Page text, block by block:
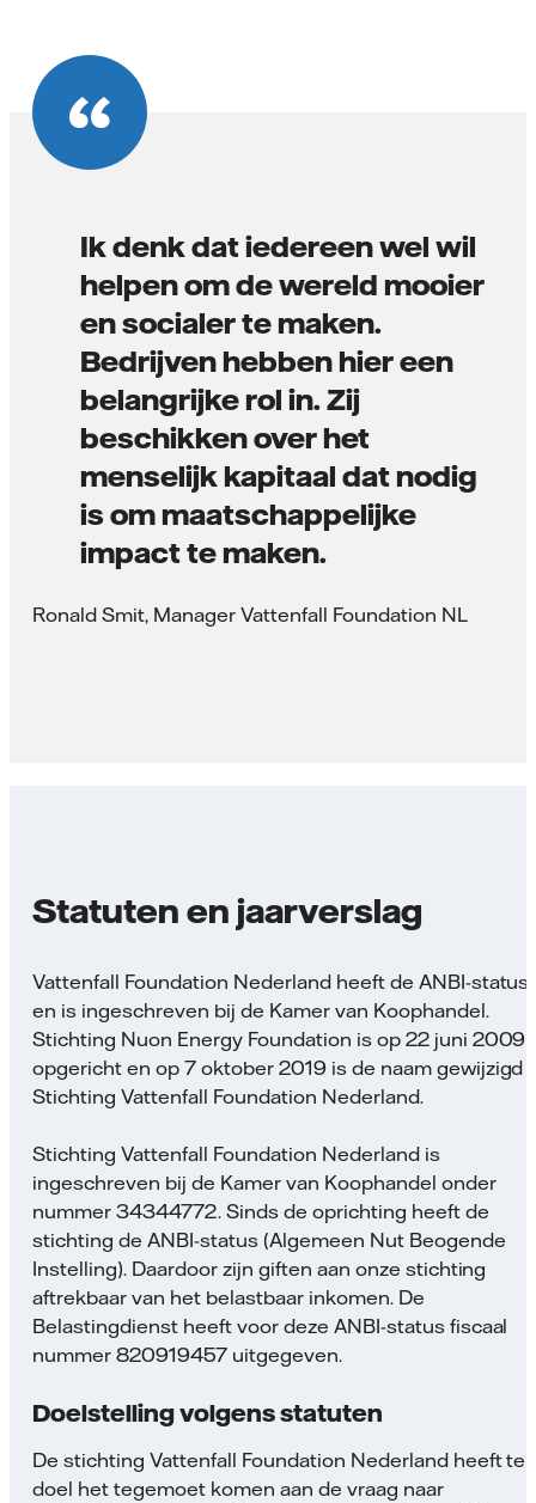
Ik denk dat iedereen wel wil
helpen om de wereld mooier
en socialer te maken.
Bedrijven hebben hier een
belangrijke rol in. Zij
beschikken over het
menselijk kapitaal dat nodig
is om maatschappelijke
impact te maken.
Ronald Smit,​ Manager Vattenfall Foundation NL
Statuten en jaarverslag
Vattenfall Foundation Nederland heeft de ANBI-status
en is ingeschreven bij de Kamer van Koophandel.
Stichting Nuon Energy Foundation is op 22 juni 2009
opgericht en op 7 oktober 2019 is de naam gewijzigd
Stichting Vattenfall Foundation Nederland.
Stichting Vattenfall Foundation Nederland is
ingeschreven bij de Kamer van Koophandel onder
nummer 34344772. Sinds de oprichting heeft de
stichting de ANBI-status (Algemeen Nut Beogende
Instelling). Daardoor zijn giften aan onze stichting
aftrekbaar van het belastbaar inkomen. De
Belastingdienst heeft voor deze ANBI-status fiscaal
nummer 820919457 uitgegeven.
Doelstelling volgens statuten
De stichting Vattenfall Foundation Nederland heeft
doel het tegemoet komen aan de vraag naar